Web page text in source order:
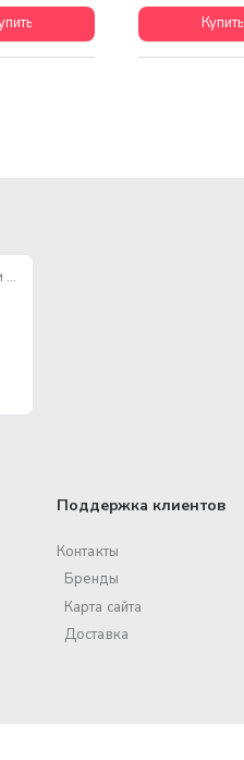
Купить
Набор бит с держателем TOTAL TACSD3091
Поддержка клиентов
Контакты
Бренды
Карта сайта
Доставка